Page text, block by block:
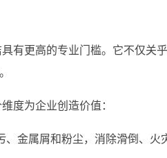
有更高的专业门槛。它不仅关
度为企业创造价值：
、金属屑和粉尘，消除滑倒、火